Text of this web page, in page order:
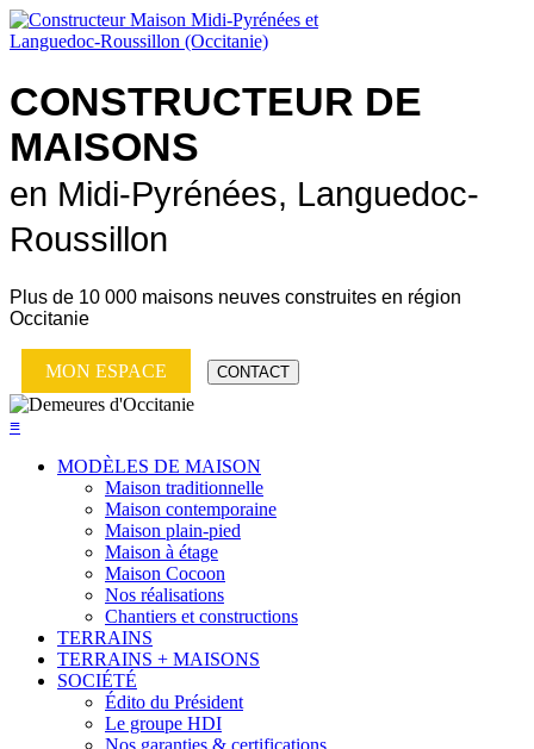
CONSTRUCTEUR DE
MAISONS
en Midi-Pyrénées, Languedoc-
Roussillon
Plus de 10 000 maisons neuves construites en région
Occitanie
MON ESPACE CONTACT
≡
MODÈLES DE MAISON
Maison traditionnelle
Maison contemporaine
Maison plain-pied
Maison à étage
Maison Cocoon
Nos réalisations
Chantiers et constructions
TERRAINS
TERRAINS + MAISONS
SOCIÉTÉ
Édito du Président
Le groupe HDI
Nos garanties & certifications